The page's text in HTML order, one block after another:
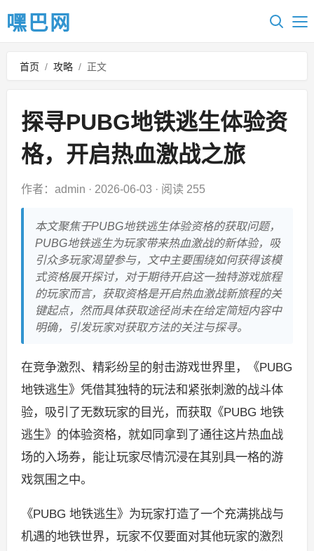
嘿巴网
首页 / 攻略 / 正文
探寻PUBG地铁逃生体验资
格，开启热血激战之旅
作者：admin · 2026-06-03 · 阅读 255
本文聚焦于PUBG地铁逃生体验资格的获取问题，
PUBG地铁逃生为玩家带来热血激战的新体验，吸
引众多玩家渴望参与，文中主要围绕如何获得该模
式资格展开探讨，对于期待开启这一独特游戏旅程
的玩家而言，获取资格是开启热血激战新旅程的关
键起点，然而具体获取途径尚未在给定简短内容中
明确，引发玩家对获取方法的关注与探寻。
在竞争激烈、精彩纷呈的射击游戏世界里，《PUBG
地铁逃生》凭借其独特的玩法和紧张刺激的战斗体
验，吸引了无数玩家的目光，而获取《PUBG 地铁
逃生》的体验资格，就如同拿到了通往这片热血战
场的入场券，能让玩家尽情沉浸在其别具一格的游
戏氛围之中。
《PUBG 地铁逃生》为玩家打造了一个充满挑战与
机遇的地铁世界，玩家不仅要面对其他玩家的激烈